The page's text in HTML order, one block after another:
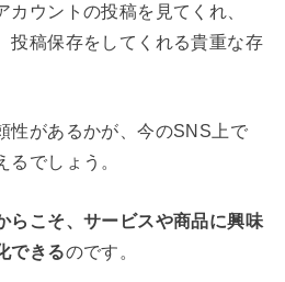
ウントの投稿を見てくれ、
投稿保存をしてくれる貴重な存
性があるかが、今のSNS上で
るでしょう。
らこそ、サービスや商品に興味
できるのです。